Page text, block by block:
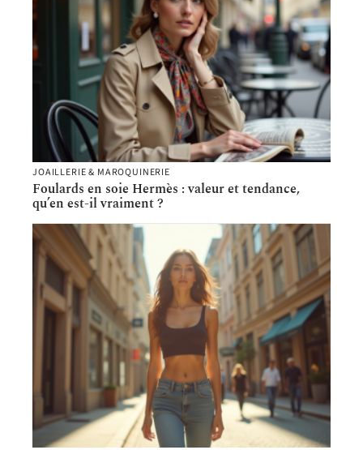
JOAILLERIE & MAROQUINERIE
Foulards en soie Hermès : valeur et tendance,
qu’en est-il vraiment ?